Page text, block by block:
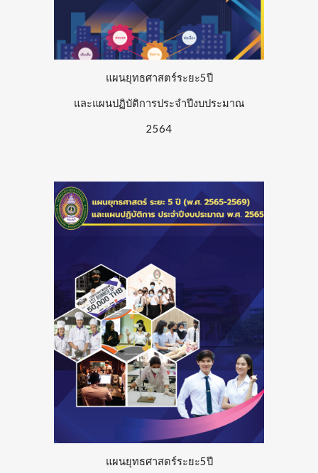
แผนยุทธศาสตร์ระยะ5ปี
และแผนปฏิบัติการประจำปีงบประมาณ
2564
แผนยุทธศาสตร์ระยะ5ปี